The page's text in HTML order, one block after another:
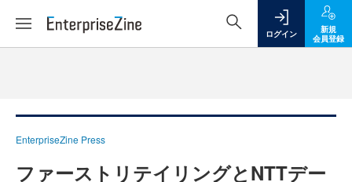
ログイン
新規
会員登録
EnterpriseZine Press
ファーストリテイリングとNTTデー